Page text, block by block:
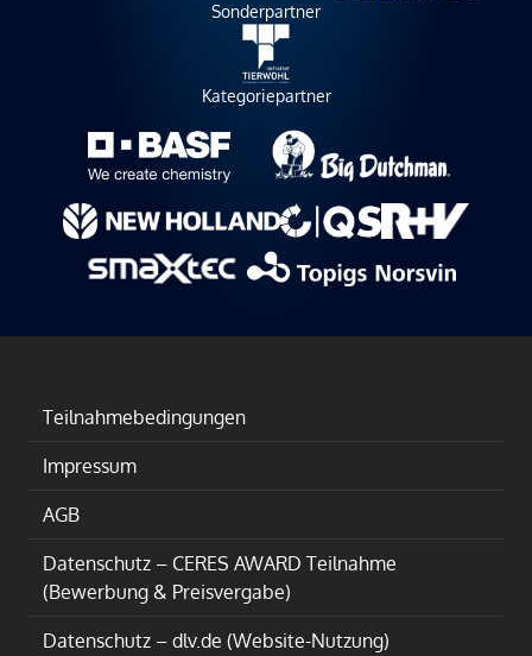
Sonderpartner
Kategoriepartner
Teilnahmebedingungen
Impressum
AGB
Datenschutz – CERES AWARD Teilnahme
(Bewerbung & Preisvergabe)
Datenschutz – dlv.de (Website-Nutzung)